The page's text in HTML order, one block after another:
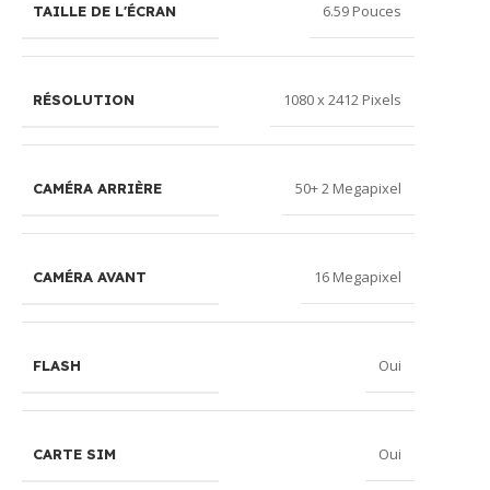
TAILLE DE L'ÉCRAN 6.59 Pouces
RÉSOLUTION 1080 x 2412 Pixels
CAMÉRA ARRIÈRE 50+ 2 Megapixel
CAMÉRA AVANT 16 Megapixel
FLASH Oui
CARTE SIM Oui